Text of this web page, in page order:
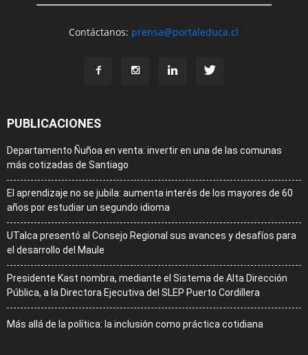
Contáctanos: prensa@portaleduca.cl
PUBLICACIONES
Departamento Ñuñoa en venta: invertir en una de las comunas
más cotizadas de Santiago
El aprendizaje no se jubila: aumenta interés de los mayores de 60
años por estudiar un segundo idioma
UTalca presentó al Consejo Regional sus avances y desafíos para
el desarrollo del Maule
Presidente Kast nombra, mediante el Sistema de Alta Dirección
Pública, a la Directora Ejecutiva del SLEP Puerto Cordillera
Más allá de la política: la inclusión como práctica cotidiana